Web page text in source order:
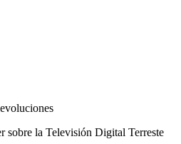
sobre la Televisión Digital Terreste